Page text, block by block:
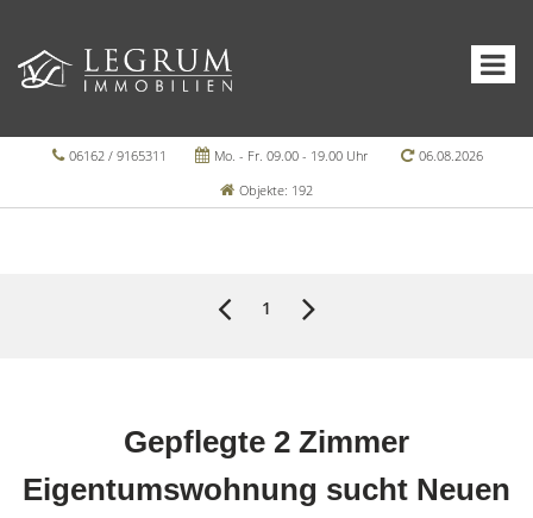
06162 / 9165311 Mo. - Fr. 09.00 - 19.00 Uhr
06.08.2026
Objekte: 192
1
Gepflegte 2 Zimmer
Eigentumswohnung sucht Neuen